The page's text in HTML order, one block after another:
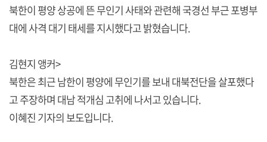
북한이 평양 상공에 뜬 무인기 사태와 관련해 국경선 부근 포병부
대에 사격 대기 태세를 지시했다고 밝혔습니다.
김현지 앵커>
북한은 최근 남한이 평양에 무인기를 보내 대북전단을 살포했다
고 주장하며 대남 적개심 고취에 나서고 있습니다.
이혜진 기자의 보도입니다.